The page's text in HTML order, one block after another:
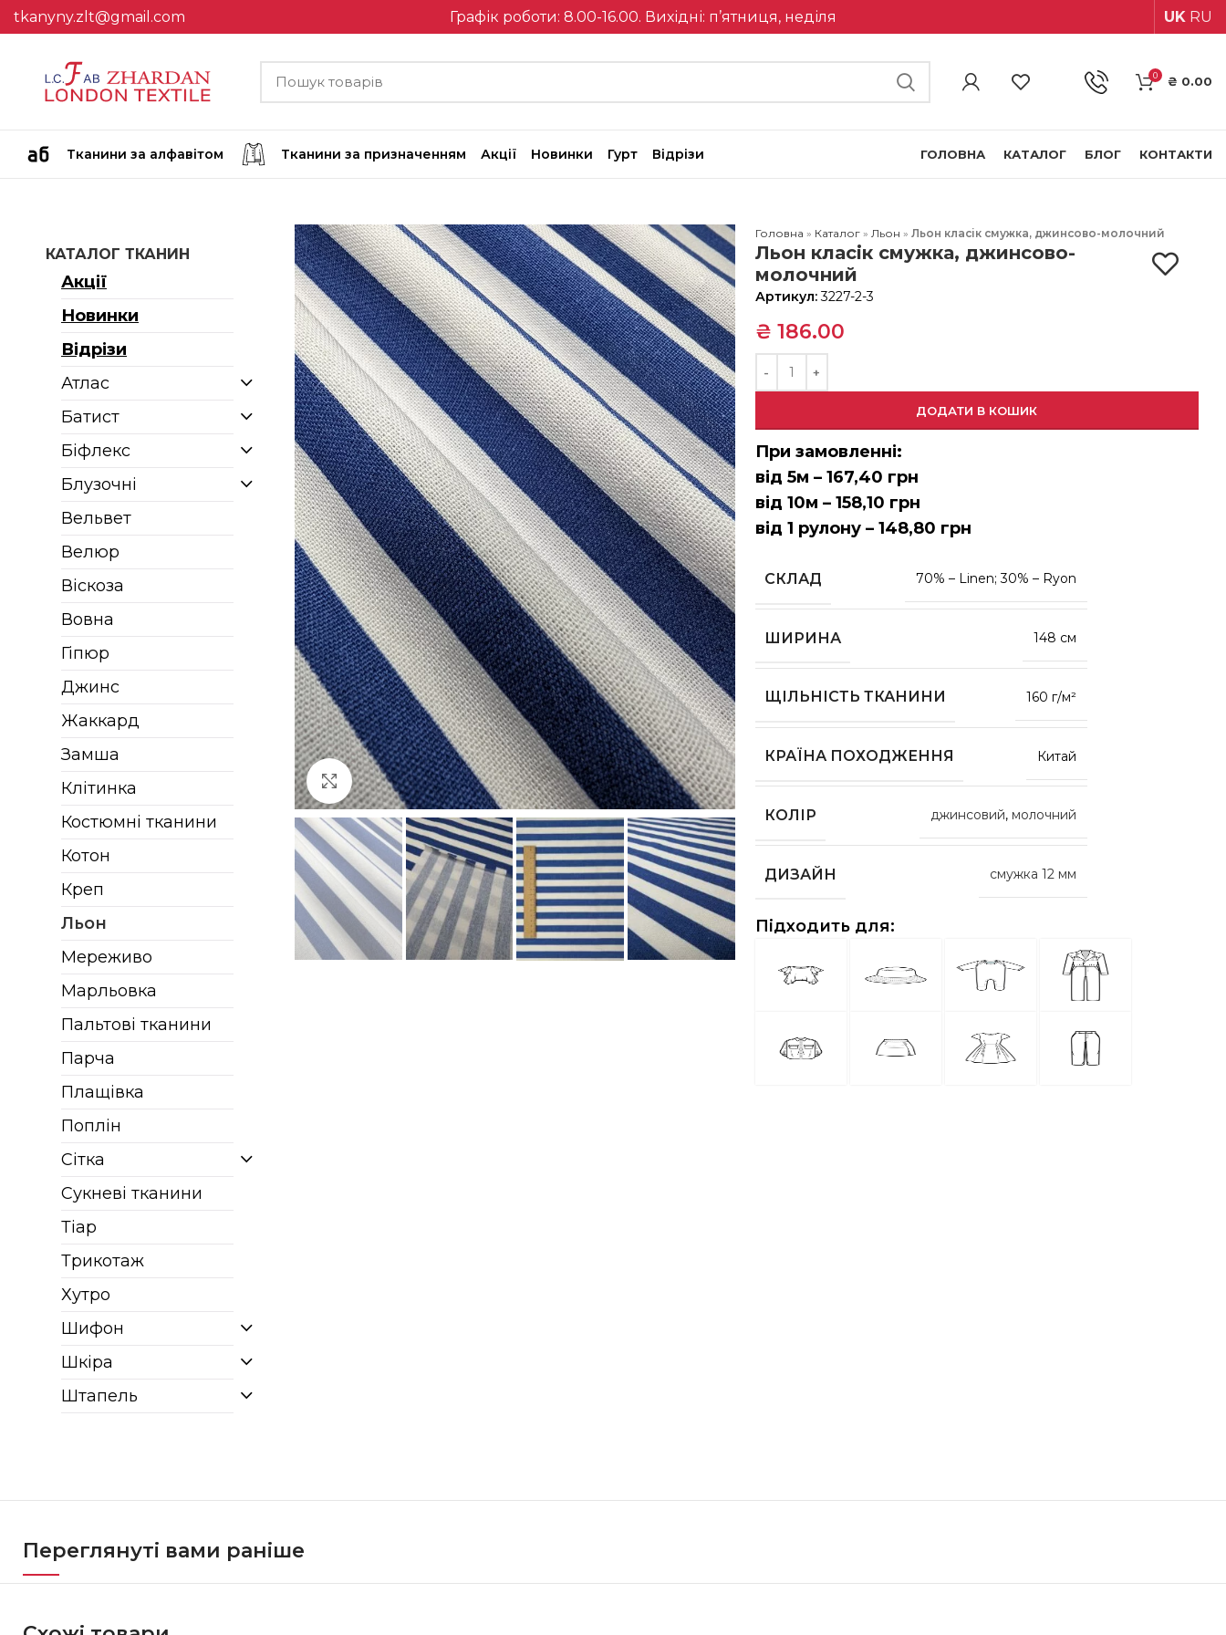
tkanyny.zlt@gmail.com Графік роботи: 8.00-16.00. Вихідні: п’ятниця, неділя UK RU
0 ₴ 0.00
Тканини за алфавітом Тканини за призначенням Акції Новинки Гурт Відрізи ГОЛОВНА КАТАЛОГ БЛОГ КОНТАКТИ
КАТАЛОГ ТКАНИН
Акції
Новинки
Відрізи
Атлас
Батист
Біфлекс
Блузочні
Вельвет
Велюр
Віскоза
Вовна
Гіпюр
Джинс
Жаккард
Замша
Клітинка
Костюмні тканини
Котон
Креп
Льон
Мереживо
Марльовка
Пальтові тканини
Парча
Плащівка
Поплін
Сітка
Сукневі тканини
Тіар
Трикотаж
Хутро
Шифон
Шкіра
Штапель
Клацніть, щоб збільшити
Головна » Каталог» Льон » Льон класік смужка, джинсово-молочний
Льон класік смужка, джинсово-
молочний
Артикул:3227-2-3
₴ 186.00
ДОДАТИ В КОШИК
При замовленні:
від 5м – 167,40 грн
від 10м – 158,10 грн
від 1 рулону – 148,80 грн
СКЛАД 70% – Linen; 30% – Ryon
ШИРИНА 148 см
ЩІЛЬНІСТЬ ТКАНИНИ 160 г/м²
КРАЇНА ПОХОДЖЕННЯ Китай
КОЛІР джинсовий, молочний
ДИЗАЙН смужка 12 мм
Підходить для:
Переглянуті вами раніше